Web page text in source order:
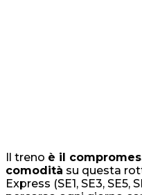
Il treno è il
comodità su questa
Express (SE1, SE3,